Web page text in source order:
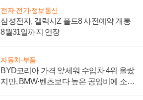
전자·전기·정보통신
삼성전자, 갤럭시Z 폴드8 사전예약 개통
8월31일까지 연장
자동차·부품
BYD코리아 가격 앞세워 수입차 4위 올랐
지만, BMW·벤츠보다 높은 공임비에 소비